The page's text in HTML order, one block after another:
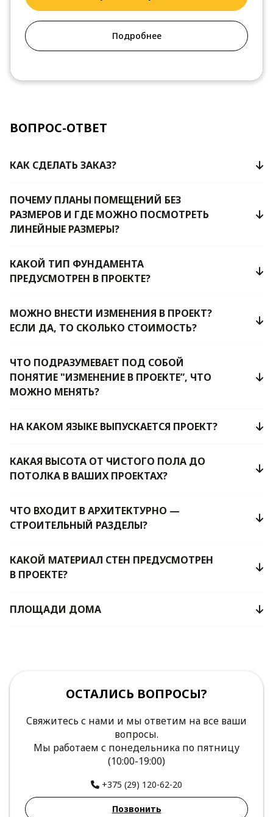
Подробнее
ВОПРОС-ОТВЕТ
КАК СДЕЛАТЬ ЗАКАЗ?
ПОЧЕМУ ПЛАНЫ ПОМЕЩЕНИЙ БЕЗ
РАЗМЕРОВ И ГДЕ МОЖНО ПОСМОТРЕТЬ
ЛИНЕЙНЫЕ РАЗМЕРЫ?
КАКОЙ ТИП ФУНДАМЕНТА
ПРЕДУСМОТРЕН В ПРОЕКТЕ?
МОЖНО ВНЕСТИ ИЗМЕНЕНИЯ В ПРОЕКТ?
ЕСЛИ ДА, ТО СКОЛЬКО СТОИМОСТЬ?
ЧТО ПОДРАЗУМЕВАЕТ ПОД СОБОЙ
ПОНЯТИЕ "ИЗМЕНЕНИЕ В ПРОЕКТЕ”, ЧТО
МОЖНО МЕНЯТЬ?
НА КАКОМ ЯЗЫКЕ ВЫПУСКАЕТСЯ ПРОЕКТ?
КАКАЯ ВЫСОТА ОТ ЧИСТОГО ПОЛА ДО
ПОТОЛКА В ВАШИХ ПРОЕКТАХ?
ЧТО ВХОДИТ В АРХИТЕКТУРНО —
СТРОИТЕЛЬНЫЙ РАЗДЕЛЫ?
КАКОЙ МАТЕРИАЛ СТЕН ПРЕДУСМОТРЕН
В ПРОЕКТЕ?
ПЛОЩАДИ ДОМА
ОСТАЛИСЬ ВОПРОСЫ?
Свяжитесь с нами и мы ответим на все ваши
вопросы.
Мы работаем с понедельника по пятницу
(10:00-19:00)
+375 (29) 120-62-20
Позвонить